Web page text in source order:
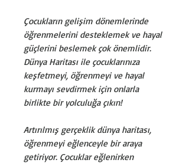
Çocukların gelişim dönemlerinde
öğrenmelerini desteklemek ve hayal
güçlerini beslemek çok önemlidir.
Dünya Haritası ile çocuklarınıza
keşfetmeyi, öğrenmeyi ve hayal
kurmayı sevdirmek için onlarla
birlikte bir yolculuğa çıkın!
Artırılmış gerçeklik dünya haritası,
öğrenmeyi eğlenceyle bir araya
getiriyor. Çocuklar eğlenirken